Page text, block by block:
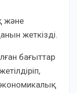
және
жеткізді.
бағыттар